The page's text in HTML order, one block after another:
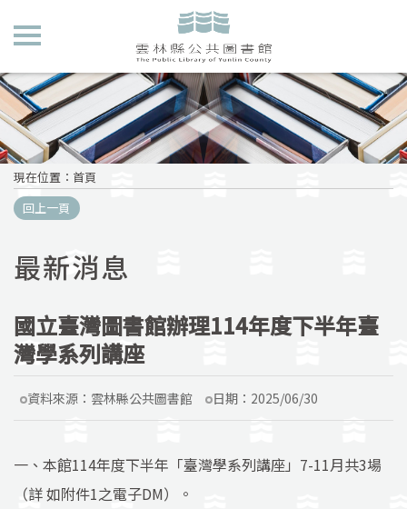
現在位置 ： 首頁
回上一頁
最新消息
國立臺灣圖書館辦理114年度下半年臺
灣學系列講座
資料來源： 雲林縣公共圖書館 日期： 2025/06/30
一、本館114年度下半年「臺灣學系列講座」7-11月共3場
（詳 如附件1之電子DM）。